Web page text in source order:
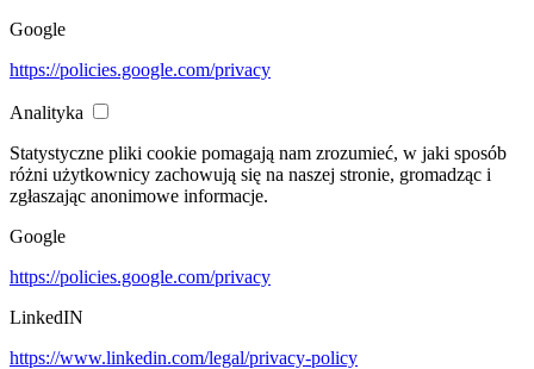
Google
https://policies.google.com/privacy
Analityka
Statystyczne pliki cookie pomagają nam zrozumieć, w jaki sposób
różni użytkownicy zachowują się na naszej stronie, gromadząc i
zgłaszając anonimowe informacje.
Google
https://policies.google.com/privacy
LinkedIN
https://www.linkedin.com/legal/privacy-policy